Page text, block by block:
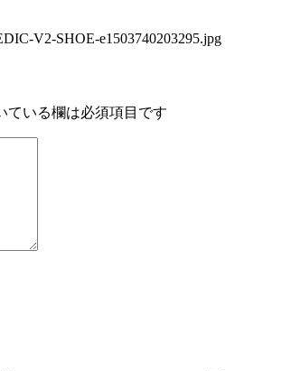
V2-SHOE-e1503740203295.jpg
ている欄は必須項目です